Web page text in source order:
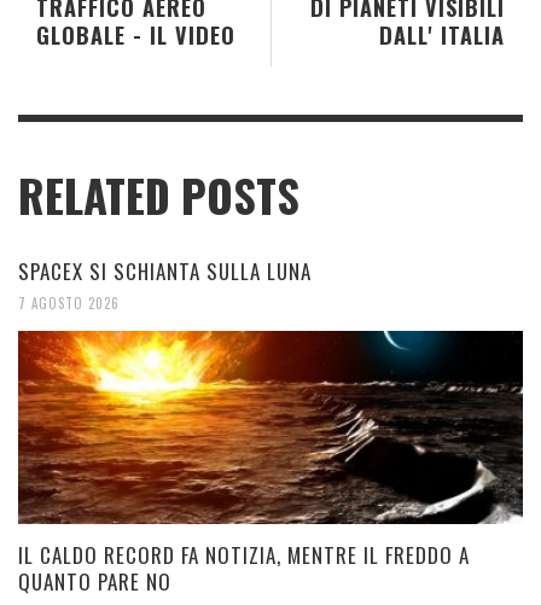
DALL' ITALIA
GLOBALE - IL VIDEO
RELATED POSTS
SPACEX SI SCHIANTA SULLA LUNA
7 AGOSTO 2026
IL CALDO RECORD FA NOTIZIA, MENTRE IL FREDDO A
QUANTO PARE NO